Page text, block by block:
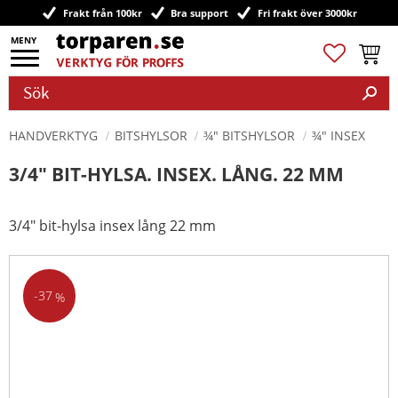
Meny
Frakt från 100kr Bra support Fri frakt över 3000kr
Favoriter
HANDVERKTYG BITSHYLSOR ¾" BITSHYLSOR ¾" INSEX
3/4" BIT-HYLSA. INSEX. LÅNG. 22 MM
3/4" bit-hylsa insex lång 22 mm
37%